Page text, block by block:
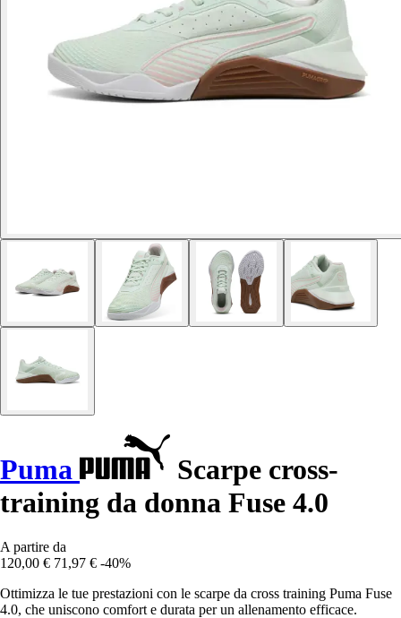
Puma
Scarpe cross-
training da donna Fuse 4.0
A partire da
120,00 € 71,97 € -40%
Ottimizza le tue prestazioni con le scarpe da cross training Puma Fuse
4.0, che uniscono comfort e durata per un allenamento efficace.